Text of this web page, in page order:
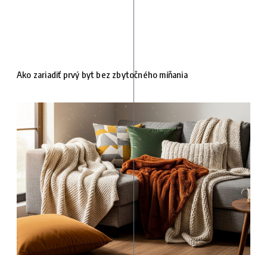
Ako zariadiť prvý byt bez zbytočného míňania